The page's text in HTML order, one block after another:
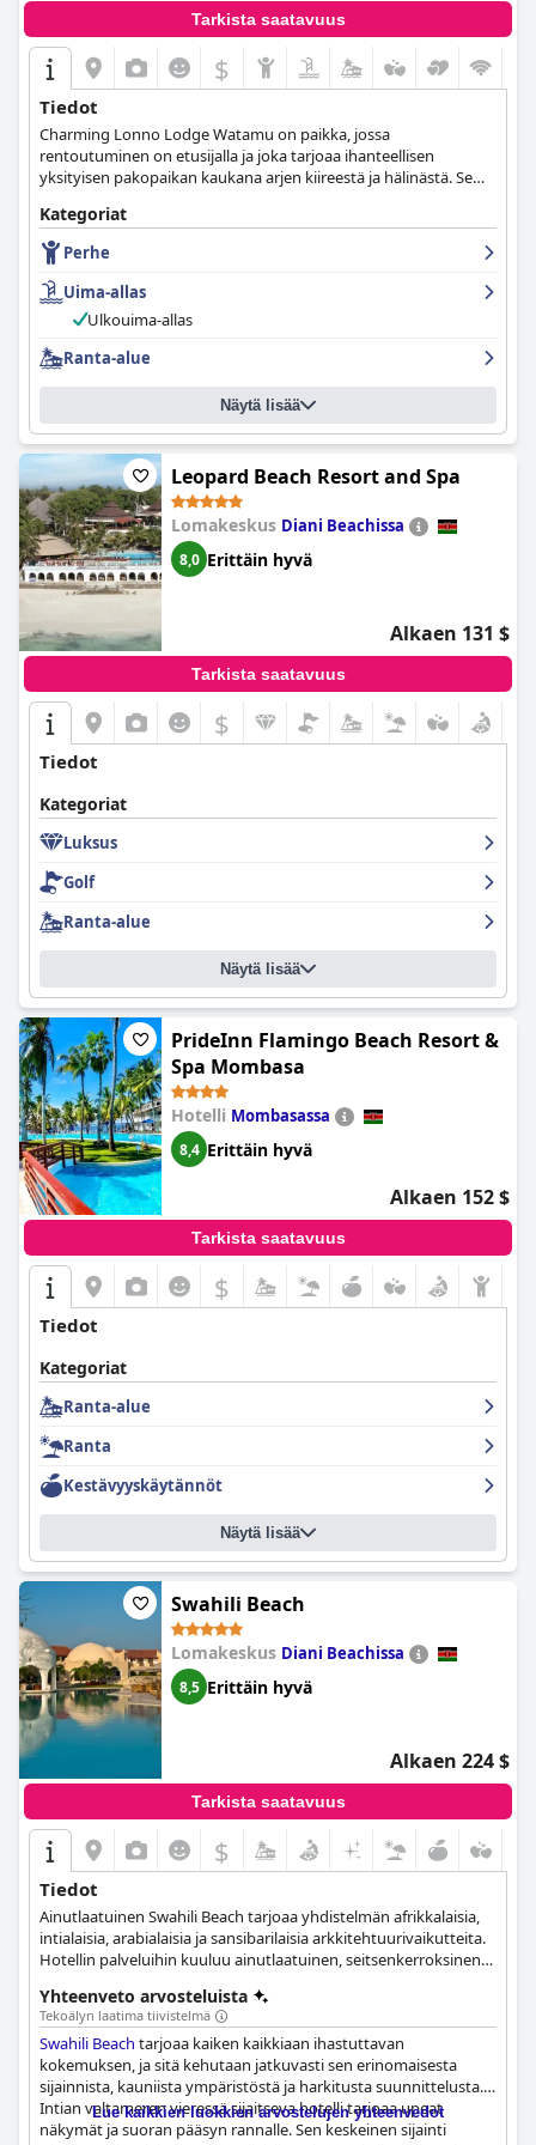
Tarkista saatavuus
$
Tiedot
Charming Lonno Lodge Watamu on paikka, jossa
rentoutuminen on etusijalla ja joka tarjoaa ihanteellisen
yksityisen pakopaikan kaukana arjen kiireestä ja hälinästä. Se
Keniassa ja tarjoaa afrikkalaisin elementein sisustettuja huoneita
ja sviittejä, virkistävän ulkouima-altaan ja perinteisiä afrikkalaisia
ruokia sisältäviä illallisia tähtien alla.
Kategoriat
Perhe
Uima-allas
Ulkouima-allas
Ranta-alue
Näytä lisää
Leopard Beach Resort and Spa
Lomakeskus Diani Beachissa
8,0 Erittäin hyvä
Alkaen 131 $
Tarkista saatavuus
$
Tiedot
Kategoriat
Luksus
Golf
Ranta-alue
Näytä lisää
PrideInn Flamingo Beach Resort &
Spa Mombasa
Hotelli Mombasassa
8,4 Erittäin hyvä
Alkaen 152 $
Tarkista saatavuus
$
Tiedot
Kategoriat
Ranta-alue
Ranta
Kestävyyskäytännöt
Näytä lisää
Swahili Beach
Lomakeskus Diani Beachissa
8,5 Erittäin hyvä
Alkaen 224 $
Tarkista saatavuus
$
Tiedot
Ainutlaatuinen Swahili Beach tarjoaa yhdistelmän afrikkalaisia,
intialaisia, arabialaisia ja sansibarilaisia arkkitehtuurivaikutteita.
Hotellin palveluihin kuuluu ainutlaatuinen, seitsenkerroksinen
allasbaari ja spa, jossa on sisäuima-allas ja poreallas.
Yhteenveto arvosteluista
Tekoälyn laatima tiivistelmä
Swahili Beach tarjoaa kaiken kaikkiaan ihastuttavan
kokemuksen, ja sitä kehutaan jatkuvasti sen erinomaisesta
sijainnista, kauniista ympäristöstä ja harkitusta suunnittelusta.
Intian valtameren vieressä sijaitseva hotelli tarjoaa upeat
näkymät ja suoran pääsyn rannalle. Sen keskeinen sijainti
Lue kaikkien luokkien arvostelujen yhteenvedot